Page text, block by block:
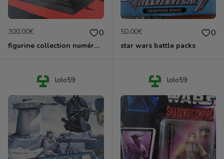
300.00€ 0
figurine collection numérotée the spirit
50.00€ 0
star wars battle packs
lolo59 lolo59